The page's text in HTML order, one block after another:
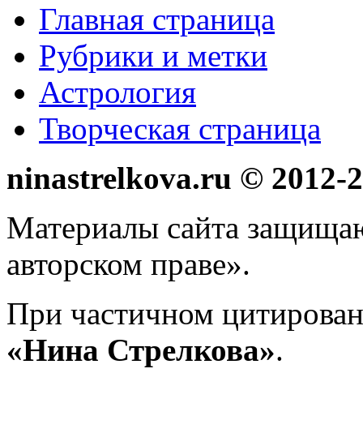
Главная страница
Рубрики и метки
Астрология
Творческая страница
ninastrelkova.ru © 2012-
Материалы сайта
авторском праве».
При частичном
«Нина Стрелкова».